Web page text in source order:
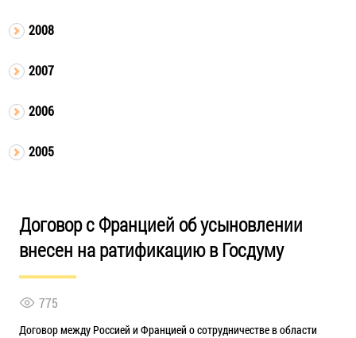
2008
2007
2006
2005
Договор с Францией об усыновлении
внесен на ратификацию в Госдуму
775
Договор между Россией и Францией о сотрудничестве в области